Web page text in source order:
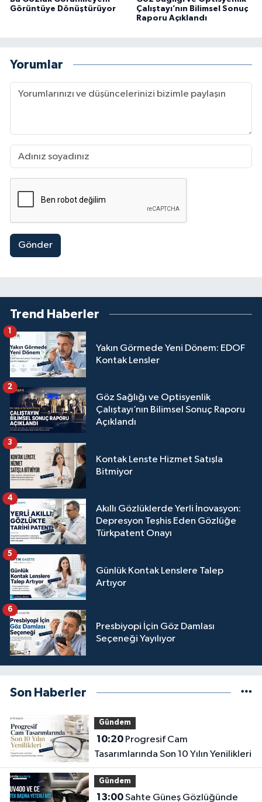
Görüntüye Dönüştürüyor
Çalıştayı’nın Bilimsel Sonuç
Raporu Açıklandı
Yorumlar
Gönder
Trend Haberler
Yakın Görmede Yeni Dönem: EDOF
Kontak Lensler
1
Göz Sağlığı ve Optisyenlik
Çalıştayı’nın Bilimsel Sonuç Raporu
Açıklandı
2
Kontak Lenste Hizmet Satışla
Bitmiyor
3
Akıllı Gözlüklerde Yerli İnovasyon:
Depresyon Teşhis Eden Gözlüğe
Türkpatent Onayı
4
Günlük Kontak Lenslere Talep
Artıyor
5
Presbiyopi İçin Göz Damlası
Seçeneği Yayılıyor
6
Son Haberler
Gündem
10:20Progresif Cam
Tasarımlarında Son 10 Yılın Yenilikleri
Gündem
13:00Sahte Güneş Gözlüğünde